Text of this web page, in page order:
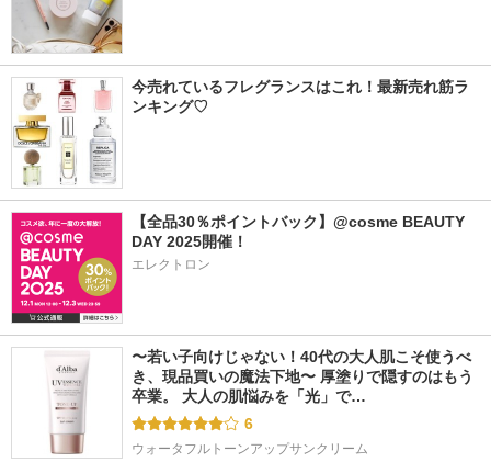
今売れているフレグランスはこれ！最新売れ筋ラ
ンキング♡
【全品30％ポイントバック】@cosme BEAUTY
DAY 2025開催！
エレクトロン
〜若い子向けじゃない！40代の大人肌こそ使うべ
き、現品買いの魔法下地〜 厚塗りで隠すのはもう
卒業。 大人の肌悩みを「光」で…
6
ウォータフルトーンアップサンクリーム